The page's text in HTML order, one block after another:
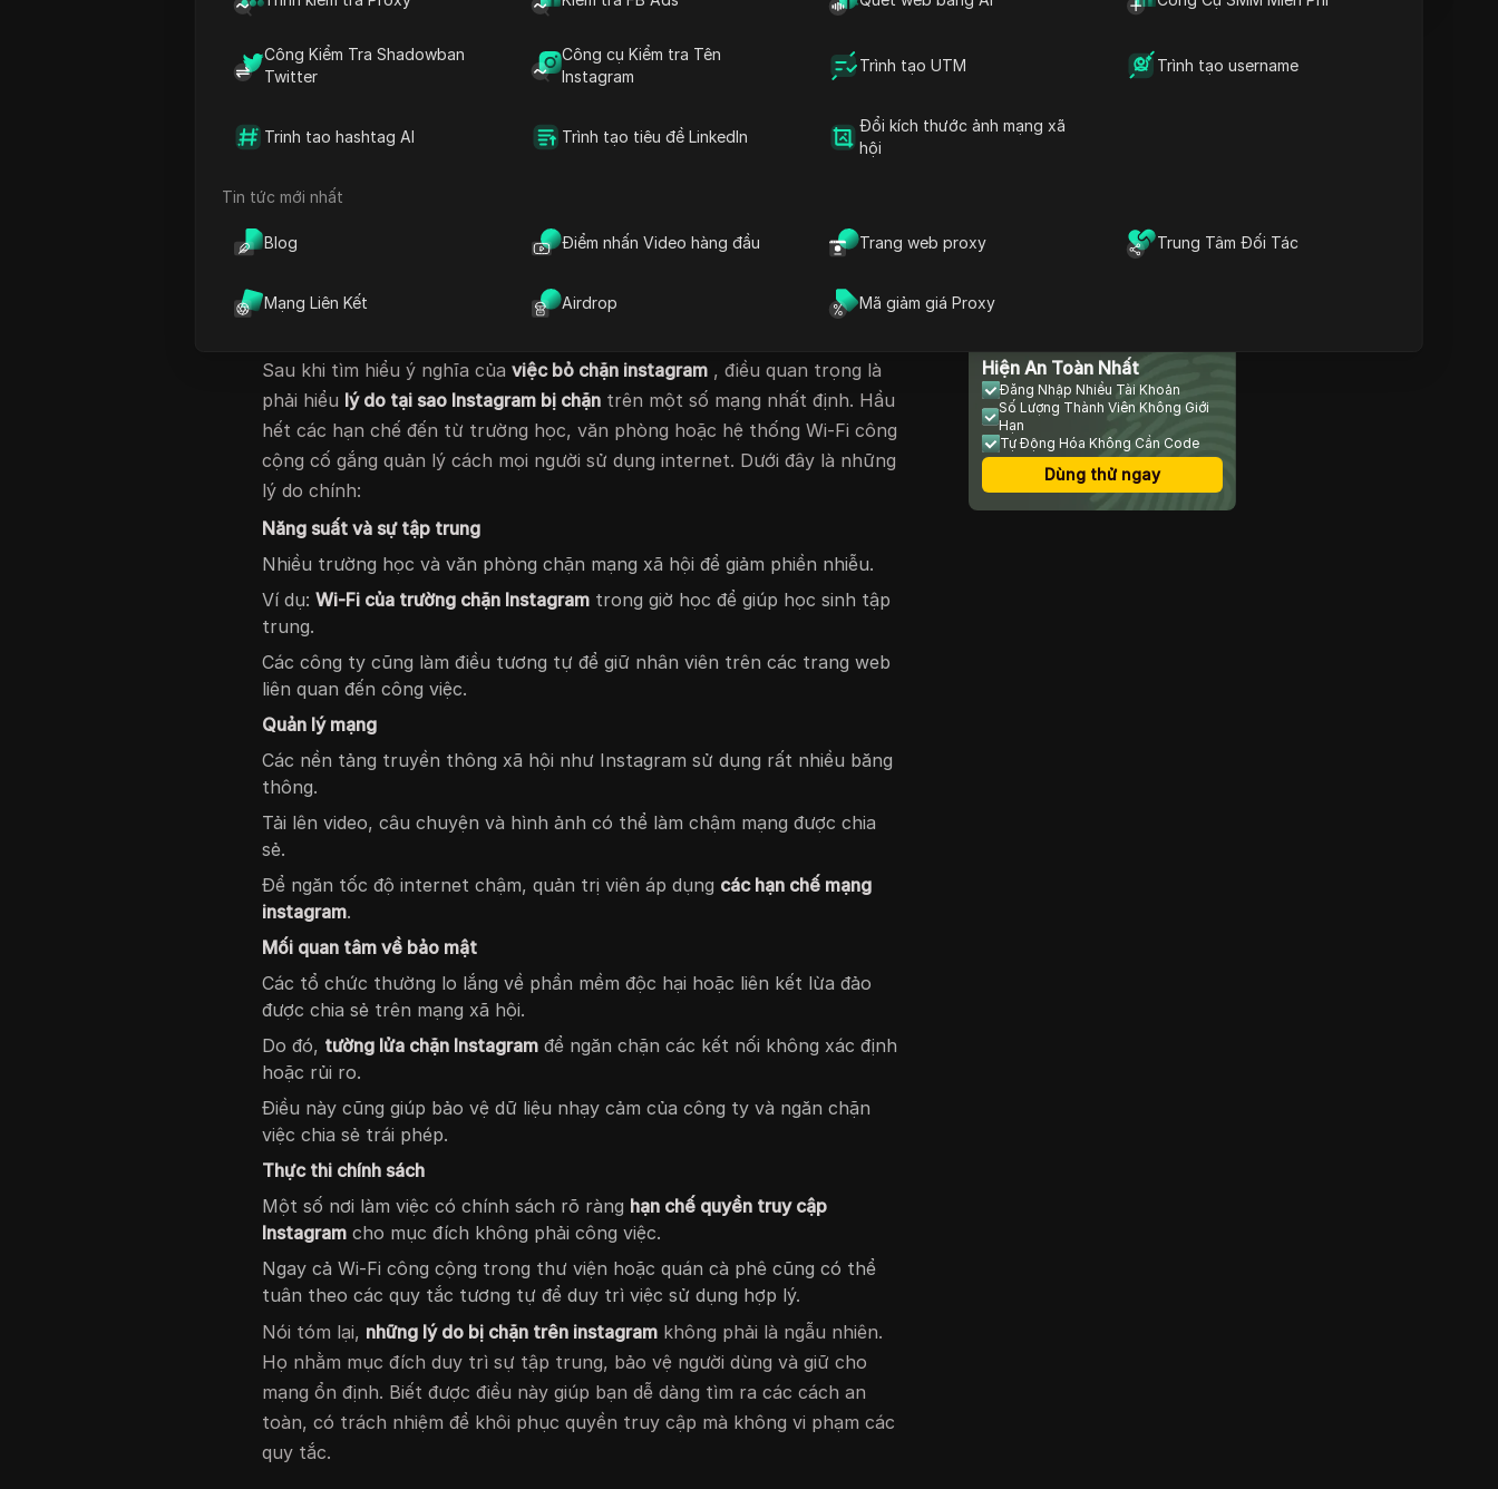
Công Kiểm Tra Shadowban
Twitter
Công cụ Kiểm tra Tên
Instagram
Trình tạo UTM Trình tạo username
Trinh tao hashtag AI Trình tạo tiêu đề LinkedIn
Đổi kích thước ảnh mạng xã
hội
Tin tức mới nhất
Blog Điểm nhấn Video hàng đầu Trang web proxy Trung Tâm Đối Tác
Mạng Liên Kết Airdrop Mã giảm giá Proxy
mạng của bạn hạn chế nó. Ví dụ: một học sinh tên Emily không thể sử
dụng Instagram trong khuôn viên trường Wi-Fi để liên lạc với các bạn
bỏ chặn Instagram
mà không vi phạm các quy tắc của trường.
Hướng dẫn bỏ chặn Instagram 2025
đơn giản, đáng tin cậy để
đưa Instagram trực tuyến trở lạitrên mọi thiết bị
Tại sao Instagram bị chặn ngay từ đầu
Sau khi tìm hiểu ý nghĩa củaviệc bỏ chặn instagram , điều quan trọng là
phải hiểu lý do tại sao Instagram bị chặn trên một số mạng nhất định. Hầu
hết các hạn chế đến từ trường học, văn phòng hoặc hệ thống Wi-Fi công
cộng cố gắng quản lý cách mọi người sử dụng internet. Dưới đây là những
lý do chính:
Năng suất và sự tập trung
Nhiều trường học và văn phòng chặn mạng xã hội để giảm phiền nhiễu.
Ví dụ:Wi-Fi của trường chặn Instagram trong giờ học để giúp học sinh tập
trung.
Các công ty cũng làm điều tương tự để giữ nhân viên trên các trang web
liên quan đến công việc.
Quản lý mạng
Các nền tảng truyền thông xã hội như Instagram sử dụng rất nhiều băng
thông.
Tải lên video, câu chuyện và hình ảnh có thể làm chậm mạng được chia
sẻ.
Để ngăn tốc độ internet chậm, quản trị viên áp dụng các hạn chế mạng
instagram.
Mối quan tâm về bảo mật
Các tổ chức thường lo lắng về phần mềm độc hại hoặc liên kết lừa đảo
được chia sẻ trên mạng xã hội.
Do đó, tường lửa chặn Instagram để ngăn chặn các kết nối không xác định
hoặc rủi ro.
Điều này cũng giúp bảo vệ dữ liệu nhạy cảm của công ty và ngăn chặn
việc chia sẻ trái phép.
Thực thi chính sách
Một số nơi làm việc có chính sách rõ ràng hạn chế quyền truy cập
Instagram cho mục đích không phải công việc.
Ngay cả Wi-Fi công cộng trong thư viện hoặc quán cà phê cũng có thể
tuân theo các quy tắc tương tự để duy trì việc sử dụng hợp lý.
Nói tóm lại, những lý do bị chặn trên instagram không phải là ngẫu nhiên.
Họ nhằm mục đích duy trì sự tập trung, bảo vệ người dùng và giữ cho
mạng ổn định. Biết được điều này giúp bạn dễ dàng tìm ra các cách an
toàn, có trách nhiệm để khôi phục quyền truy cập mà không vi phạm các
quy tắc.
ngay từ đầu
7 cách đã được chứng
máy chủ proxy để bỏ
chặn Instagram
Câu hỏi thường gặp
Hiện An Toàn Nhất
Đăng Nhập Nhiều Tài Khoản
Số Lượng Thành Viên Không Giới
Hạn
Tự Động Hóa Không Cần Code
Dùng thử ngay